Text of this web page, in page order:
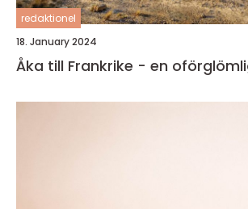
redaktionel
18. January 2024
Åka till Frankrike - en